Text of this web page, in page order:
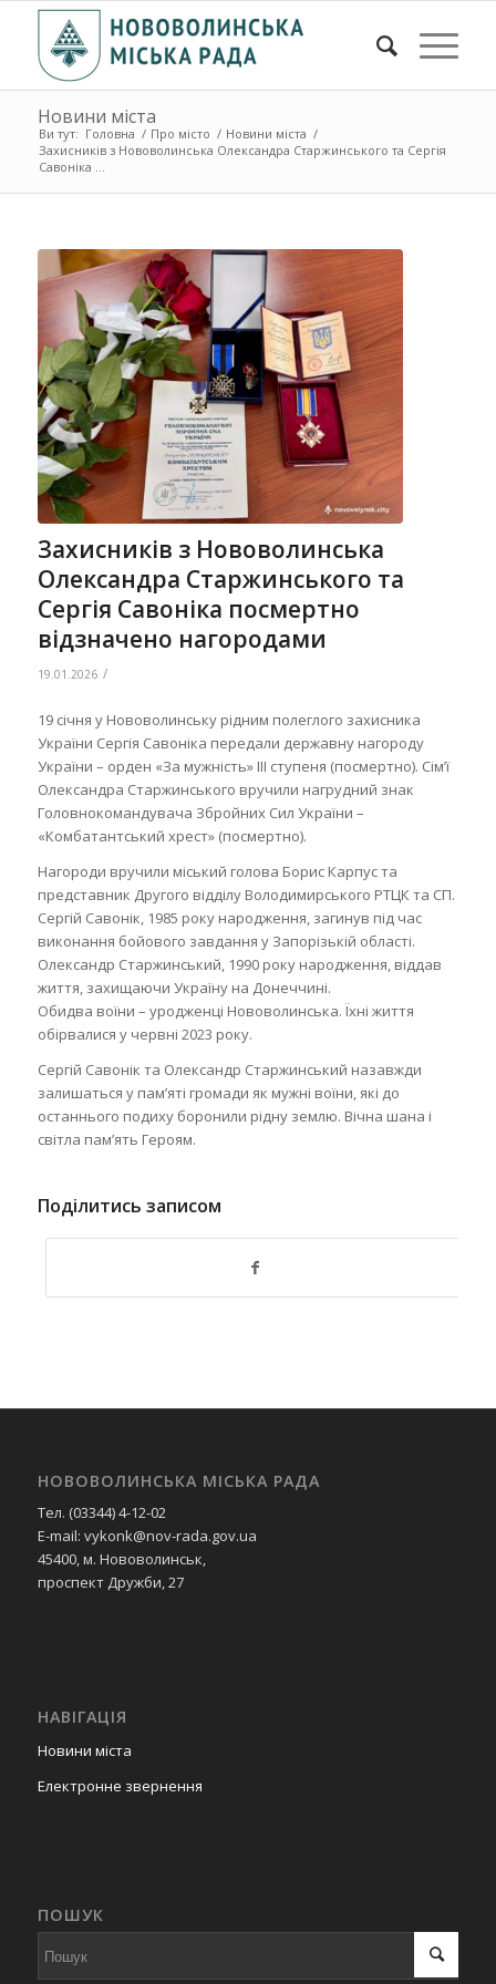
Новини міста
Ви тут: Головна / Про місто / Новини міста /
Захисників з Нововолинська Олександра Старжинського та Сергія
Савоніка ...
Захисників з Нововолинська
Олександра Старжинського та
Сергія Савоніка посмертно
відзначено нагородами
19.01.2026 /
19 січня у Нововолинську рідним полеглого захисника
України Сергія Савоніка передали державну нагороду
України – орден «За мужність» ІІІ ступеня (посмертно). Сім’ї
Олександра Старжинського вручили нагрудний знак
Головнокомандувача Збройних Сил України –
«Комбатантський хрест» (посмертно).
Нагороди вручили міський голова Борис Карпус та
представник Другого відділу Володимирського РТЦК та СП.
Сергій Савонік, 1985 року народження, загинув під час
виконання бойового завдання у Запорізькій області.
Олександр Старжинський, 1990 року народження, віддав
життя, захищаючи Україну на Донеччині.
Обидва воїни – уродженці Нововолинська. Їхні життя
обірвалися у червні 2023 року.
Сергій Савонік та Олександр Старжинський назавжди
залишаться у пам’яті громади як мужні воїни, які до
останнього подиху боронили рідну землю. Вічна шана і
світла пам’ять Героям.
Поділитись записом
НОВОВОЛИНСЬКА МІСЬКА РАДА
Тел. (03344) 4-12-02
E-mail: vykonk@nov-rada.gov.ua
45400, м. Нововолинськ,
проспект Дружби, 27
НАВІГАЦІЯ
Новини міста
Електронне звернення
ПОШУК